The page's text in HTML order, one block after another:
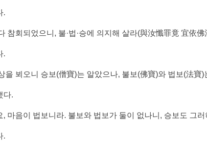
.
참회되었으니, 불·법·승에 의지해 살라(與汝懺罪竟 宜依佛
.
을 뵈오니 승보(僧寶)는 알았으나, 불보(佛寶)와 법보(法寶)
다.
, 마음이 법보니라. 불보와 법보가 둘이 없나니, 승보도 그러
.